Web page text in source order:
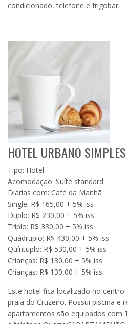
condicionado, telefone e frigobar.
HOTEL URBANO SIMPLES
Tipo: Hotel
Acomodação: Suíte standard
Diárias com: Café da Manhã
Single: R$ 165,00 + 5% iss
Duplo: R$ 230,00 + 5% iss
Triplo: R$ 330,00 + 5% iss
Quádruplo: R$ 430,00 + 5% iss
Quíntuplo: R$ 530,00 + 5% iss
Crianças: R$ 130,00 + 5% iss
Crianças: R$ 130,00 + 5% iss
Este hotel fica localizado no
praia do Cruzeiro. Possui piscina e
apartamentos são equipados com